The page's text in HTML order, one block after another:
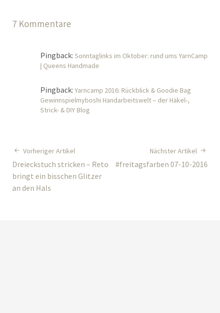
7 Kommentare
Pingback: Sonntaglinks im Oktober: rund ums YarnCamp
| Queens Handmade
Pingback: Yarncamp 2016: Rückblick & Goodie Bag
Gewinnspielmyboshi Handarbeitswelt – der Häkel-,
Strick- & DIY Blog
Vorheriger Artikel
Dreieckstuch stricken – Reto
bringt ein bisschen Glitzer
an den Hals
Nächster Artikel
#freitagsfarben 07-10-2016